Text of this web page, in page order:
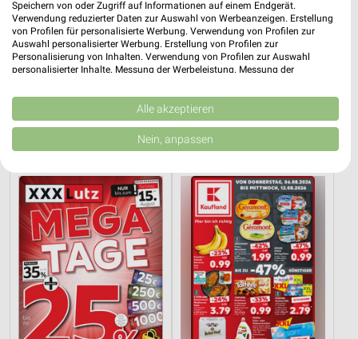
Gültig bis Fr. 14.08.
Angebote ab 10.08.
Gültig ab Mo. 10.08.
Speichern von oder Zugriff auf Informationen auf einem Endgerät.
Verwendung reduzierter Daten zur Auswahl von Werbeanzeigen. Erstellung
von Profilen für personalisierte Werbung. Verwendung von Profilen zur
Auswahl personalisierter Werbung. Erstellung von Profilen zur
Personalisierung von Inhalten. Verwendung von Profilen zur Auswahl
personalisierter Inhalte. Messung der Werbeleistung. Messung der
Kombinationen von Daten aus verschiedenen Quellen. Entwicklung und
Verbesserung der Angebote. Verwendung reduzierter Daten zur Auswahl
von Inhalten.
Daten können außerhalb der Europäischen Union weitergegeben und in die
Website/App.
Partnerliste anzeigen (1 IAB-Anbieter)
Wir nutzen Ihre Daten für folgende Zwecke:
IAB-Verarbeitungszwecke:
Speichern von oder Zugriff auf Informationen
auf einem Endgerät
Verwendung reduzierter Daten zur Auswahl von
Werbeanzeigen
Alle akzeptieren
Nein, anpassen